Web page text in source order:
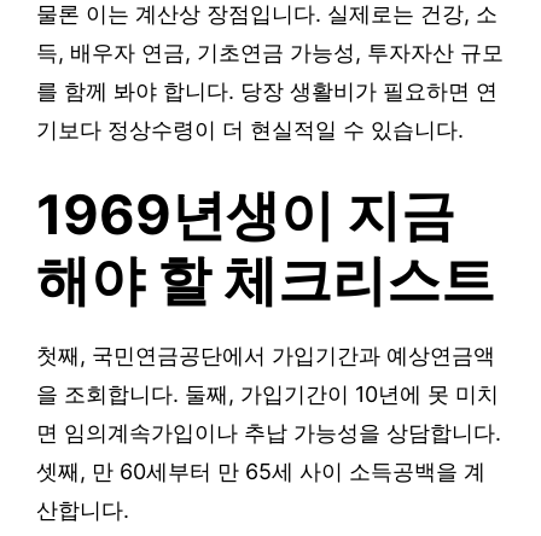
물론 이는 계산상 장점입니다. 실제로는 건강, 소
득, 배우자 연금, 기초연금 가능성, 투자자산 규모
를 함께 봐야 합니다. 당장 생활비가 필요하면 연
기보다 정상수령이 더 현실적일 수 있습니다.
1969년생이 지금
해야 할 체크리스트
첫째, 국민연금공단에서 가입기간과 예상연금액
을 조회합니다. 둘째, 가입기간이 10년에 못 미치
면 임의계속가입이나 추납 가능성을 상담합니다.
셋째, 만 60세부터 만 65세 사이 소득공백을 계
산합니다.